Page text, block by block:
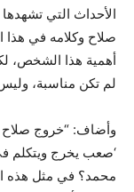
الأحداث التي
صلاح وكلامه في هذا
أهمية هذا الشخص،
لم تكن مناسبة،
وأضاف: “خروج صلاح
‘صعب يخرج ويتكلم
محمد؟ في مثل هذه